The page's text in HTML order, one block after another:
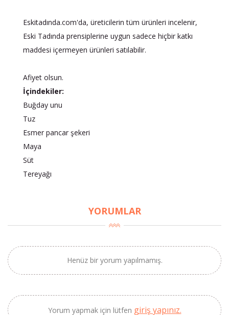
Eskitadında.com'da, üreticilerin tüm ürünleri incelenir,
Eski Tadında prensiplerine uygun sadece hiçbir katkı
maddesi içermeyen ürünleri satılabilir.
Afiyet olsun.
İçindekiler:
Buğday unu
Tuz
Esmer pancar şekeri
Maya
Süt
Tereyağı
YORUMLAR
Henüz bir yorum yapılmamış.
Yorum yapmak için lütfen giriş yapınız.
BU HAFTANIN PLANLI İNDİRİMİ
2320,00 TL
2100,00 TL
Sızma Zeytinyağı
(2025 Yeni Hasat,
Güney Ege, 5 Litre) -